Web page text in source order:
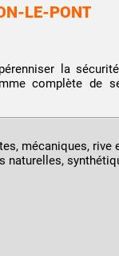
LE-PONT
la
complète de
mécaniques, rive
naturelles,